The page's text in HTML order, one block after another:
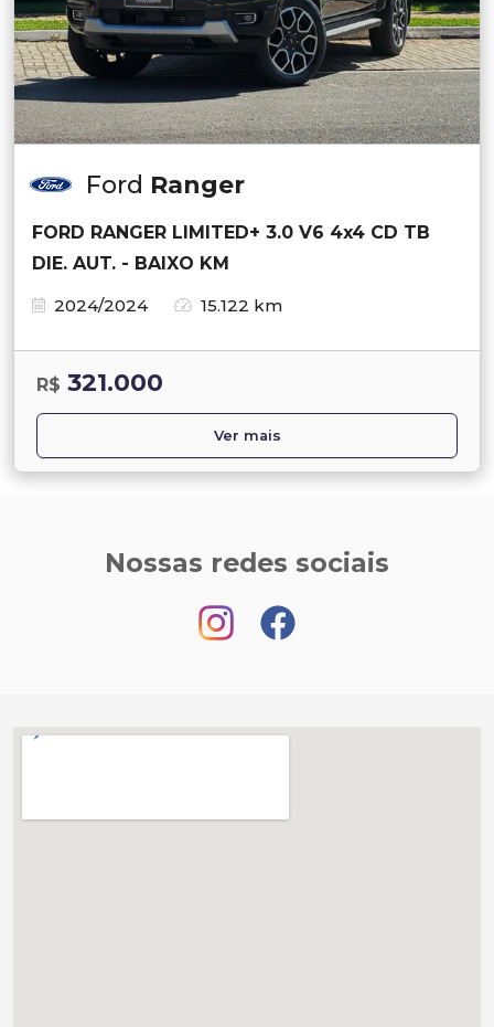
Ford Ranger
FORD RANGER LIMITED+ 3.0 V6 4x4 CD TB
DIE. AUT. - BAIXO KM
2024/2024
15.122 km
R$ 321.000
Ver mais
Nossas redes sociais